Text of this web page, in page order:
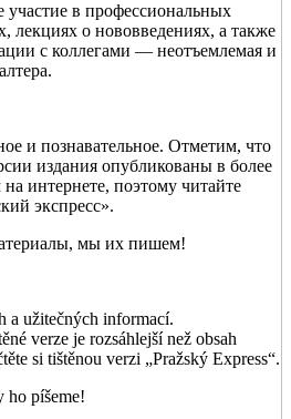
участие в профессиональных
лекциях о нововведениях, а также
с коллегами — неотъемлемая и
и познавательное. Отметим, что
издания опубликованы в более
интернете, поэтому читайте
экспресс».
мы их пишем!
a užitečných informací.
verze je rozsáhlejší než obsah
si tištěnou verzi „Pražský Express“.
ho píšeme!